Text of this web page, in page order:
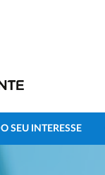
SEU INTERESSE